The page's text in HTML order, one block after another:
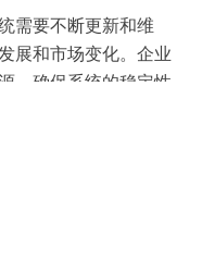
需要不断更新和维
展和市场变化。企业
，确保系统的稳定性